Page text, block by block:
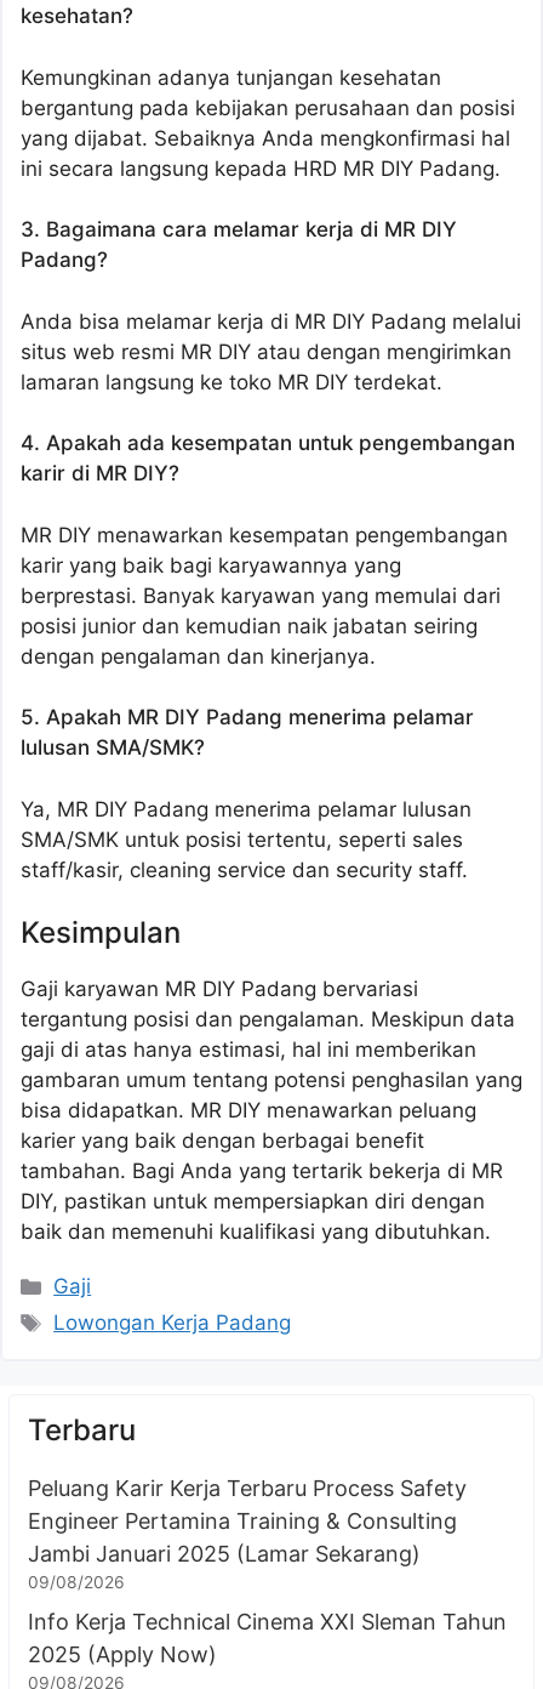
kesehatan?
Kemungkinan adanya tunjangan kesehatan
bergantung pada kebijakan perusahaan dan posisi
yang dijabat. Sebaiknya Anda mengkonfirmasi hal
ini secara langsung kepada HRD MR DIY Padang.
3. Bagaimana cara melamar kerja di MR DIY
Padang?
Anda bisa melamar kerja di MR DIY Padang melalui
situs web resmi MR DIY atau dengan mengirimkan
lamaran langsung ke toko MR DIY terdekat.
4. Apakah ada kesempatan untuk pengembangan
karir di MR DIY?
MR DIY menawarkan kesempatan pengembangan
karir yang baik bagi karyawannya yang
berprestasi. Banyak karyawan yang memulai dari
posisi junior dan kemudian naik jabatan seiring
dengan pengalaman dan kinerjanya.
5. Apakah MR DIY Padang menerima pelamar
lulusan SMA/SMK?
Ya, MR DIY Padang menerima pelamar lulusan
SMA/SMK untuk posisi tertentu, seperti sales
staff/kasir, cleaning service dan security staff.
Kesimpulan
Gaji karyawan MR DIY Padang bervariasi
tergantung posisi dan pengalaman. Meskipun data
gaji di atas hanya estimasi, hal ini memberikan
gambaran umum tentang potensi penghasilan yang
bisa didapatkan. MR DIY menawarkan peluang
karier yang baik dengan berbagai benefit
tambahan. Bagi Anda yang tertarik bekerja di MR
DIY, pastikan untuk mempersiapkan diri dengan
baik dan memenuhi kualifikasi yang dibutuhkan.
Kategori
Gaji
Tag
Lowongan Kerja Padang
Terbaru
Peluang Karir Kerja Terbaru Process Safety
Engineer Pertamina Training & Consulting
Jambi Januari 2025 (Lamar Sekarang)
09/08/2026
Info Kerja Technical Cinema XXI Sleman Tahun
2025 (Apply Now)
09/08/2026